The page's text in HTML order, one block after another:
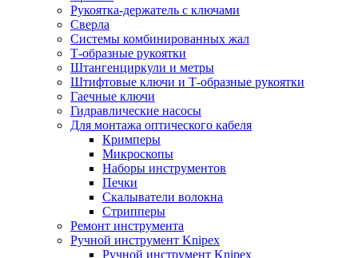
Рукоятка-держатель с ключами
Сверла
Системы комбинированных жал
Т-образные рукоятки
Штангенциркули и метры
Штифтовые ключи и Т-образные рукоятки
Гаечные ключи
Гидравлические насосы
Для монтажа оптического кабеля
Кримперы
Микроскопы
Наборы инструментов
Печки
Скалыватели волокна
Стрипперы
Ремонт инструмента
Ручной инструмент Knipex
Ручной инструмент Knipex